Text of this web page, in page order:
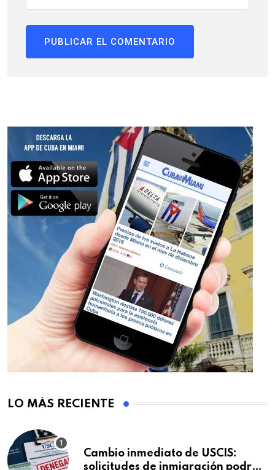
LO MÁS RECIENTE
Cambio inmediato de USCIS:
solicitudes de inmigración podrán